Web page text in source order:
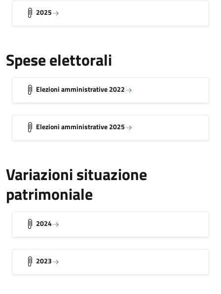
2025
Spese elettorali
Elezioni amministrative 2022
Elezioni amministrative 2025
Variazioni situazione
patrimoniale
2024
2023